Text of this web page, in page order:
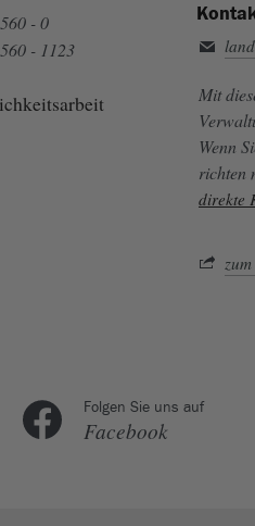
- 0
- 1123
Mit
Wenn
richten
direkte
Folgen Sie uns auf
Facebook